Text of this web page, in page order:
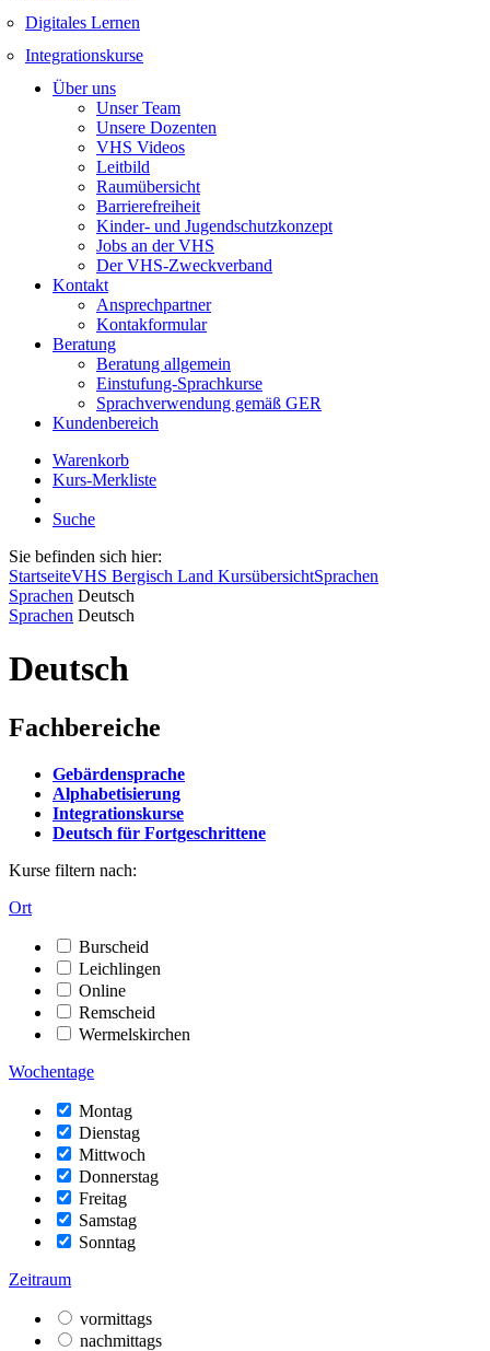
Digitales Lernen
Integrationskurse
Über uns
Unser Team
Unsere Dozenten
VHS Videos
Leitbild
Raumübersicht
Barrierefreiheit
Kinder- und Jugendschutzkonzept
Jobs an der VHS
Der VHS-Zweckverband
Kontakt
Ansprechpartner
Kontakformular
Beratung
Beratung allgemein
Einstufung-Sprachkurse
Sprachverwendung gemäß GER
Kundenbereich
Warenkorb
Kurs-Merkliste
Suche
Sie befinden sich hier:
StartseiteVHS Bergisch Land KursübersichtSprachen
Sprachen Deutsch
Sprachen Deutsch
Deutsch
Fachbereiche
Gebärdensprache
Alphabetisierung
Integrationskurse
Deutsch für Fortgeschrittene
Kurse filtern nach:
Ort
Burscheid
Leichlingen
Online
Remscheid
Wermelskirchen
Wochentage
Montag
Dienstag
Mittwoch
Donnerstag
Freitag
Samstag
Sonntag
Zeitraum
vormittags
nachmittags